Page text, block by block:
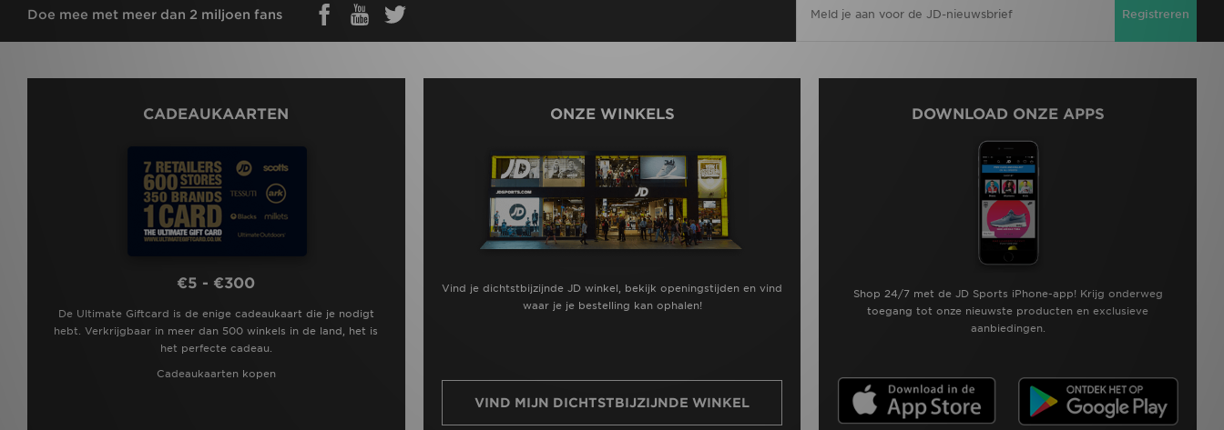
Doe mee met meer dan 2 miljoen fans Registreren
CADEAUKAARTEN
€5 - €300
De Ultimate Giftcard is de enige cadeaukaart die je nodigt
hebt. Verkrijgbaar in meer dan 500 winkels in de land, het is
het perfecte cadeau.
Cadeaukaarten kopen
ONZE WINKELS
Vind je dichtstbijzijnde JD winkel, bekijk openingstijden en vind
waar je je bestelling kan ophalen!
VIND MIJN DICHTSTBIJZIJNDE WINKEL
DOWNLOAD ONZE APPS
Shop 24/7 met de JD Sports iPhone-app! Krijg onderweg
toegang tot onze nieuwste producten en exclusieve
aanbiedingen.